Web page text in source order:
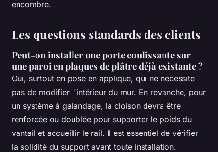
encombre.
Les questions standards des clients
Peut-on installer une porte coulissante sur
une paroi en plaques de plâtre déjà existante ?
Oui, surtout en pose en applique, qui ne nécessite
pas de modifier l'intérieur du mur. En revanche, pour
un système à galandage, la cloison devra être
renforcée ou doublée pour supporter le poids du
vantail et accueillir le rail. Il est essentiel de vérifier
la solidité du support avant toute installation.